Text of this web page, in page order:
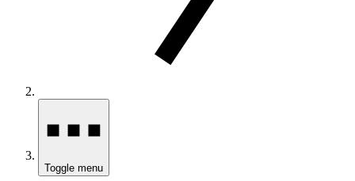
Toggle menu